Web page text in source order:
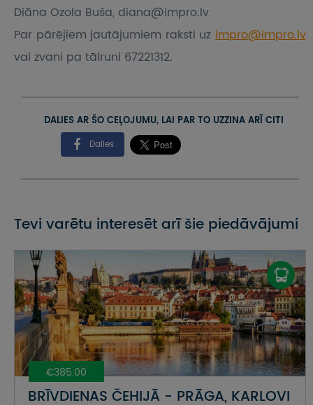
Diāna Ozola Buša, diana@impro.lv
Par pārējiem jautājumiem raksti uz impro@impro.lv
vai zvani pa tālruni 67221312.
DALIES AR ŠO CEĻOJUMU, LAI PAR TO UZZINA ARĪ CITI
Dalies
Tevi varētu interesēt arī šie piedāvājumi
€385.00
BRĪVDIENAS ČEHIJĀ - PRĀGA, KARLOVI